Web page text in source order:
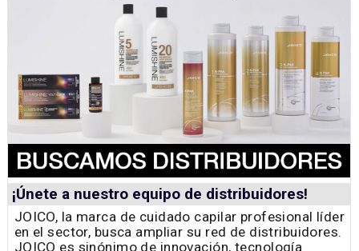
¡Únete a nuestro equipo de distribuidores!
JOICO, la marca de cuidado capilar profesional líder
en el sector, busca ampliar su red de distribuidores.
JOICO es sinónimo de innovación, tecnología